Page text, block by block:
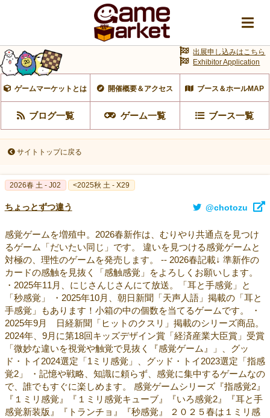
ゲームマーケットとは 開催概要＆アクセス ブース＆ホールMAP
ブログ一覧 ゲーム一覧 ブース一覧
出展申し込みはこちら
Exhibitor Application
サイトトップに戻る
2026春 土 - J02 <2025秋 土 - X29
ちょっとずつ違う @chotozu
感覚ゲームを増殖中。2026春新作は、むりやり共通点を見つけ
るゲーム「だいたい同じ」です。 違いを見つける感覚ゲームと
対極の、理性のゲームを発売します。 -- 2026春記載↓ 準新作の
カードの感触を見抜く「感触感覚」をよろしくお願いします。
・2025年11月、にじさんじさんにて放送。「耳と手感覚」と
「秒感覚」 ・2025年10月、朝日新聞「天声人語」掲載の「耳と
手感覚」もあります！小箱の中の個数を当てるゲームです。 ・
2025年9月 日経新聞「ヒットのクスリ」掲載のシリーズ商品。
2024年、9月に第18回キッズデザイン賞「経済産業大臣賞」受賞
「微妙な違いを視覚や触覚で見抜く『感覚ゲーム』」、グッ
ド・トイ2024選定「1ミリ感覚」、グッド・トイ2023選定「指感
覚2」 ・記憶や戦略、知識に頼らず、感覚に集中するゲームなの
で、誰でもすぐに楽しめます。 感覚ゲームシリーズ『指感覚2』
『１ミリ感覚』『１ミリ感覚キューブ』『いろ感覚2』『耳と手
感覚新装版』『トランチョ』『秒感覚』 ２０２５春は１ミリ感